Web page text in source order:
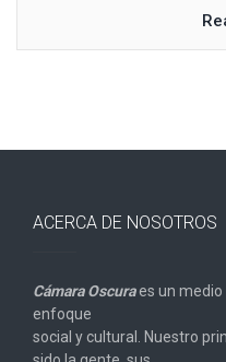
ACERCA DE NOSOTROS
Cámara Oscuraes un medio
enfoque
social y cultural. Nuestro